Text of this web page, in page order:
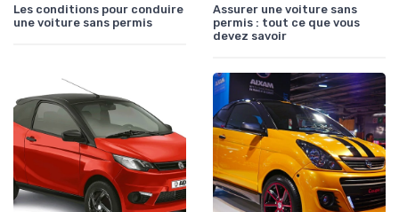
Les conditions pour conduire
une voiture sans permis
Assurer une voiture sans
permis : tout ce que vous
devez savoir